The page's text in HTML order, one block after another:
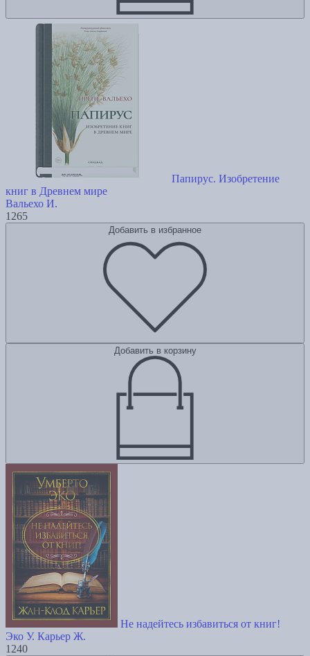
Папирус. Изобретение
книг в Древнем мире
Вальехо И.
1265
Добавить в избранное
Добавить в корзину
Не надейтесь избавиться от книг!
Эко У. Карьер Ж.
1240